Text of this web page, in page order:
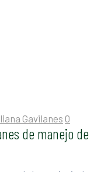
Gavilanes 0
de manejo de